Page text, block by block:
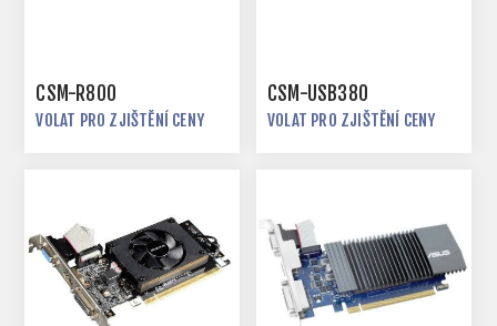
CSM-R800
VOLAT PRO ZJIŠTĚNÍ CENY
CSM-USB380
VOLAT PRO ZJIŠTĚNÍ CENY